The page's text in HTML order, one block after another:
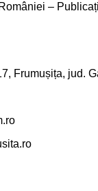
–
Frumușița, jud.